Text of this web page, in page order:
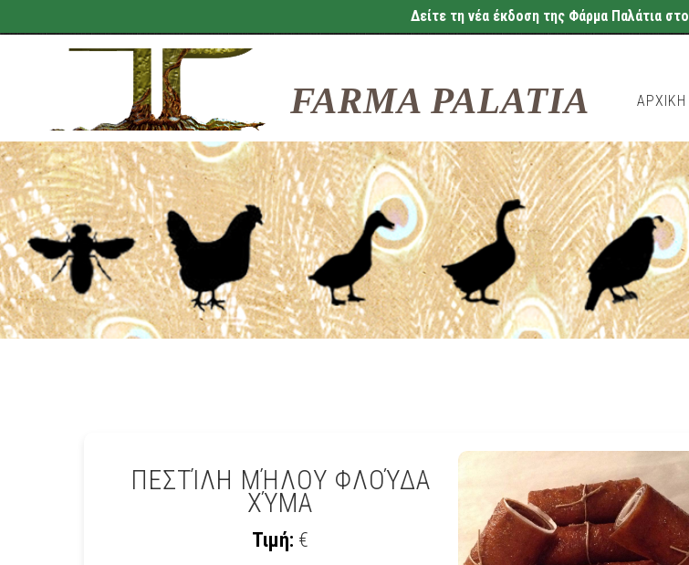
FARMA PALATIA
Δείτε τη νέα έκδοση της Φάρμα Παλάτια στο
ΑΡΧΙΚΗ
ΠΕΣΤΊΛΗ ΜΉΛΟΥ ΦΛΟΎΔΑ
ΧΎΜΑ
Τιμή: €